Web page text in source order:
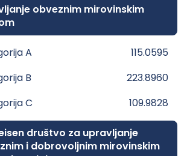
obveznim mirovinskim
A
115.0595
B
223.8960
C 109.9828
društvo za upravljanje
i dobrovoljnim mirovinskim